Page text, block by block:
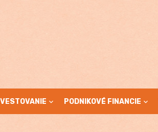
PODNIKOVÉ FINANCIE